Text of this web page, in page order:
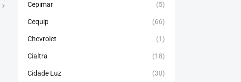
Cepimar (5)
Cequip (66)
Chevrolet (1)
Cialtra (18)
Cidade Luz (30)